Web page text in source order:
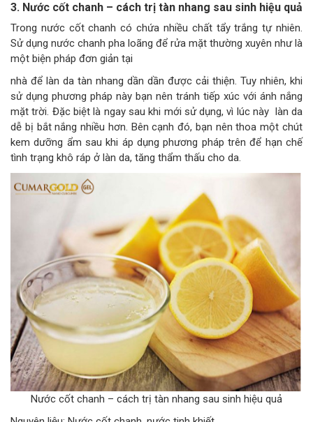
3. Nước cốt chanh – cách trị tàn nhang sau sinh hiệu quả
Trong nước cốt chanh có chứa nhiều chất tẩy trắng tự nhiên.
Sử dụng nước chanh pha loãng để rửa mặt thường xuyên như là
một biện pháp đơn giản tại
nhà để làn da tàn nhang dần dần được cải thiện. Tuy nhiên, khi
sử dụng phương pháp này bạn nên tránh tiếp xúc với ánh nắng
mặt trời. Đặc biệt là ngay sau khi mới sử dụng, vì lúc này làn da
dễ bị bắt nắng nhiều hơn. Bên cạnh đó, bạn nên thoa một chút
kem dưỡng ẩm sau khi áp dụng phương pháp trên để hạn chế
tình trạng khô ráp ở làn da, tăng thẩm thấu cho da.
Nước cốt chanh – cách trị tàn nhang sau sinh hiệu quả